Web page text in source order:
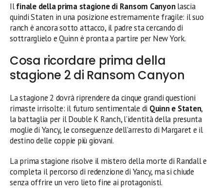
Ilfinale della prima stagione di Ransom Canyonlascia
quindi Staten in una posizione estremamente fragile: il suo
ranch è ancora sotto attacco, il padre sta cercando di
sottrarglielo e Quinn è pronta a partire per New York.
Cosa ricordare prima della
stagione 2 di Ransom Canyon
La stagione 2 dovrà riprendere da cinque grandi questioni
rimaste irrisolte: il futuro sentimentale di Quinn e Staten,
la battaglia per il Double K Ranch, l’identità della presunta
moglie di Yancy, le conseguenze dell’arresto di Margaret e il
destino delle coppie più giovani.
La prima stagione risolve il mistero della morte di Randall e
completa il percorso di redenzione di Yancy, ma si chiude
senza offrire un vero lieto fine ai protagonisti.